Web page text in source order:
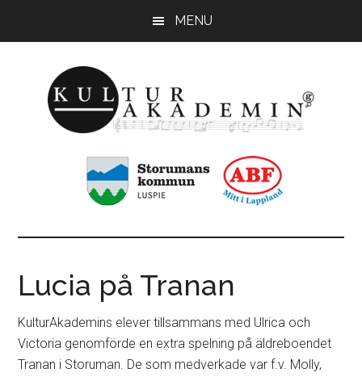
MENU
KulturAkademin
Lucia på Tranan
KulturAkademins elever tillsammans med Ulrica och
Victoria genomförde en extra spelning på äldreboendet
Tranan i Storuman. De som medverkade var f.v. Molly,